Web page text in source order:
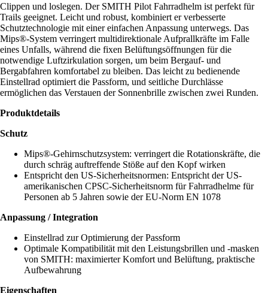
Clippen und loslegen. Der SMITH Pilot Fahrradhelm ist perfekt für
Trails geeignet. Leicht und robust, kombiniert er verbesserte
Schutztechnologie mit einer einfachen Anpassung unterwegs. Das
Mips®-System verringert multidirektionale Aufprallkräfte im Falle
eines Unfalls, während die fixen Belüftungsöffnungen für die
notwendige Luftzirkulation sorgen, um beim Bergauf- und
Bergabfahren komfortabel zu bleiben. Das leicht zu bedienende
Einstellrad optimiert die Passform, und seitliche Durchlässe
ermöglichen das Verstauen der Sonnenbrille zwischen zwei Runden.
Produktdetails
Schutz
Mips®-Gehirnschutzsystem: verringert die Rotationskräfte, die
durch schräg auftreffende Stöße auf den Kopf wirken
Entspricht den US-Sicherheitsnormen: Entspricht der US-
amerikanischen CPSC-Sicherheitsnorm für Fahrradhelme für
Personen ab 5 Jahren sowie der EU-Norm EN 1078
Anpassung / Integration
Einstellrad zur Optimierung der Passform
Optimale Kompatibilität mit den Leistungsbrillen und -masken
von SMITH: maximierter Komfort und Belüftung, praktische
Aufbewahrung
Eigenschaften